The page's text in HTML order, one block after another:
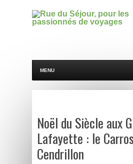
MENU
Noël du Siècle aux
Lafayette : le
Cendrillon